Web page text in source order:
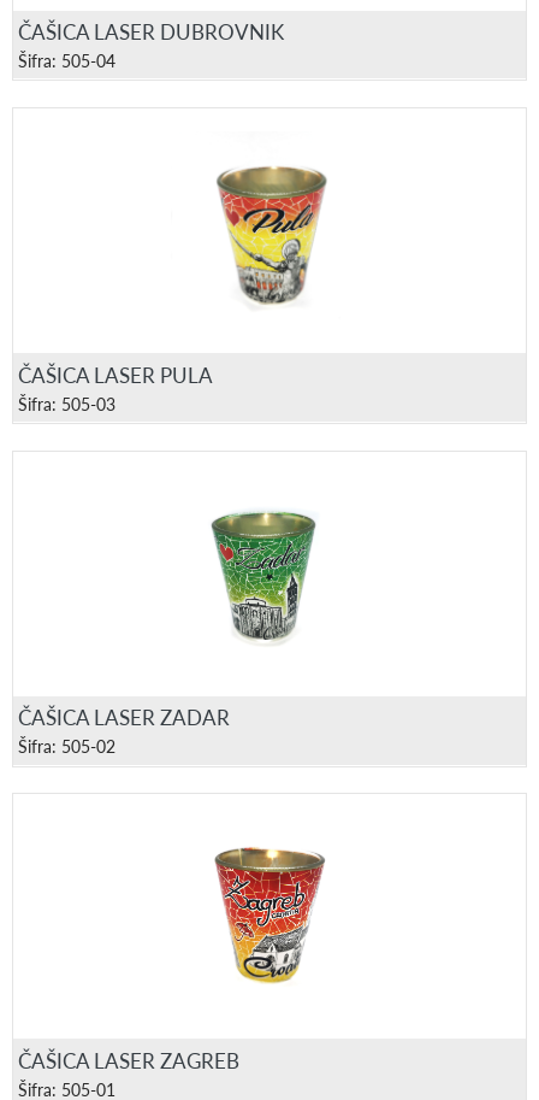
ČAŠICA LASER DUBROVNIK
Šifra: 505-04
ČAŠICA LASER PULA
Šifra: 505-03
ČAŠICA LASER ZADAR
Šifra: 505-02
ČAŠICA LASER ZAGREB
Šifra: 505-01